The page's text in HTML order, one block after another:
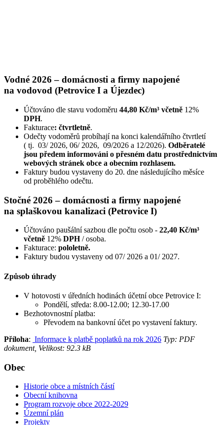
Vodné 2026 – domácnosti a firmy napojené
na vodovod (Petrovice I a Újezdec)
Účtováno dle stavu vodoměru 44,80 Kč/m³ včetně 12%
DPH.
Fakturace: čtvrtletně.
Odečty vodoměrů probíhají na konci kalendářního čtvrtletí
( tj. 03/ 2026, 06/ 2026, 09/2026 a 12/2026). Odběratelé
jsou předem informováni o přesném datu prostřednictvím
webových stránek obce a obecním rozhlasem.
Faktury budou vystaveny do 20. dne následujícího měsíce
od proběhlého odečtu.
Stočné 2026 – domácnosti a firmy napojené
na splaškovou kanalizaci (Petrovice I)
Účtováno paušální sazbou dle počtu osob - 22,40 Kč/m³
včetně 12% DPH/ osoba.
Fakturace: pololetně.
Faktury budou vystaveny od 07/ 2026 a 01/ 2027.
Způsob úhrady
V hotovosti v úředních hodinách účetní obce Petrovice I:
Pondělí, středa: 8.00-12.00; 12.30-17.00
Bezhotovnostní platba:
Převodem na bankovní účet po vystavení faktury.
Příloha: Informace k platbě poplatků na rok 2026 Typ: PDF
dokument, Velikost: 92.3 kB
Obec
Historie obce a místních částí
Obecní knihovna
Program rozvoje obce 2022-2029
Územní plán
Projekty